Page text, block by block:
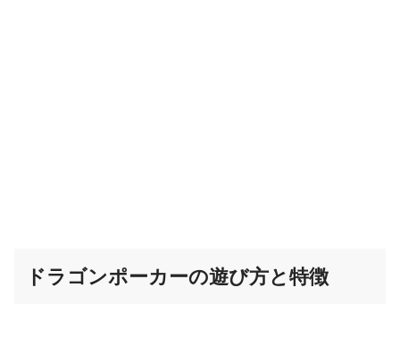
ドラゴンポーカーの遊び方と特徴